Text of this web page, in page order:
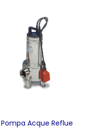
Pompa Acque Reflue